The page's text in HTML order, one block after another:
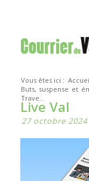
Vous êtes ici :
Buts, suspense et
Trave...
Live Val
27 octobre 2024